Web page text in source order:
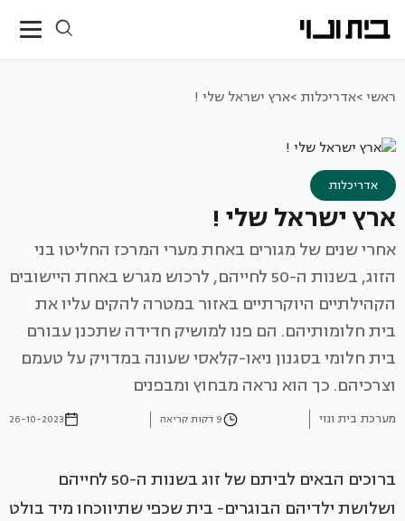
ראשי >אדריכלות >ארץ ישראל שלי !
אדריכלות
ארץ ישראל שלי !
אחרי שנים של מגורים באחת מערי המרכז החליטו בני
הזוג, בשנות ה-50 לחייהם, לרכוש מגרש באחת היישובים
הקהילתיים היוקרתיים באזור במטרה להקים עליו את
בית חלומותיהם. הם פנו למושיק חדידה שתכנן עבורם
בית חלומי בסגנון ניאו-קלאסי שעונה במדויק על טעמם
וצרכיהם. כך הוא נראה מבחוץ ומבפנים
מערכת בית ונוי 9 דקות קריאה 26-10-2023
ברוכים הבאים לביתם של זוג בשנות ה-50 לחייהם
ושלושת ילדיהם הבוגרים- בית שכפי שתיווכחו מיד בולט